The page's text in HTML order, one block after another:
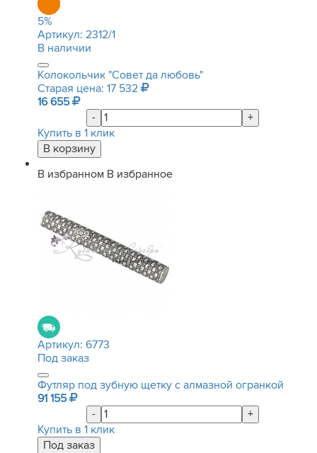
5%
Артикул: 2312/1
В наличии
Колокольчик "Совет да любовь"
Старая цена: 17 532
16 655
-
+
Купить в 1 клик
В избранном В избранное
Артикул: 6773
Под заказ
Футляр под зубную щетку с алмазной огранкой
91 155
-
+
Купить в 1 клик